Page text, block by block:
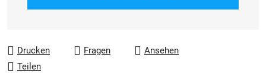
Drucken Fragen
Ansehen
Teilen